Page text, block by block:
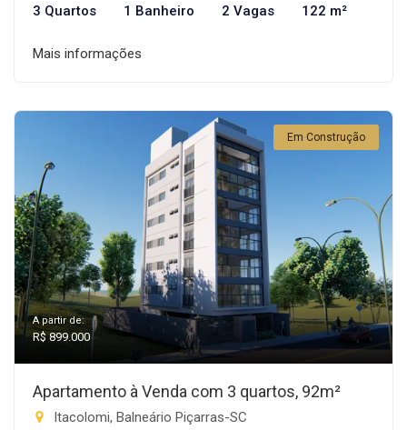
3 Quartos 1 Banheiro 2 Vagas 122 m²
Mais informações
Em Construção
A partir de:
R$ 899.000
Apartamento à Venda com 3 quartos, 92m²
Itacolomi, Balneário Piçarras-SC